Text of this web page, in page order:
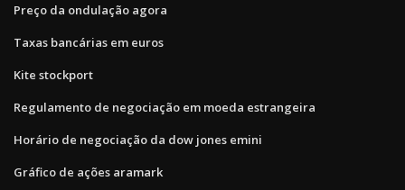
Preço da ondulação agora
Taxas bancárias em euros
Kite stockport
Regulamento de negociação em moeda estrangeira
Horário de negociação da dow jones emini
Gráfico de ações aramark